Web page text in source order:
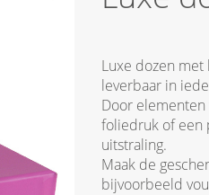
Luxe dozen met
leverbaar in
Door elementen
foliedruk of een
uitstraling.
Maak de
bijvoorbeeld